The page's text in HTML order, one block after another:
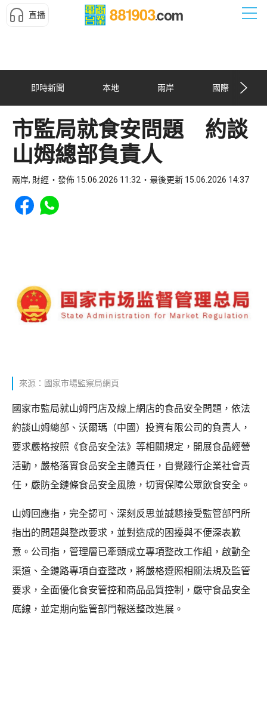
直播
即時新聞 本地 兩岸 國際
市監局就食安問題 約談
山姆總部負責人
兩岸, 財經 發佈 15.06.2026 11:32 最後更新 15.06.2026 14:37
Share to Facebook
Share to WhatsApp
來源：國家市場監察局網頁
國家市監局就山姆門店及線上網店的食品安全問題，依法
約談山姆總部、沃爾瑪（中國）投資有限公司的負責人，
要求嚴格按照《食品安全法》等相關規定，開展食品經營
活動，嚴格落實食品安全主體責任，自覺踐行企業社會責
任，嚴防全鏈條食品安全風險，切實保障公眾飲食安全。
山姆回應指，完全認可、深刻反思並誠懇接受監管部門所
指出的問題與整改要求，並對造成的困擾與不便深表歉
意。公司指，管理層已牽頭成立專項整改工作組，啟動全
渠道、全鏈路專項自查整改，將嚴格遵照相關法規及監管
要求，全面優化食安管控和商品品質控制，嚴守食品安全
底線，並定期向監管部門報送整改進展。